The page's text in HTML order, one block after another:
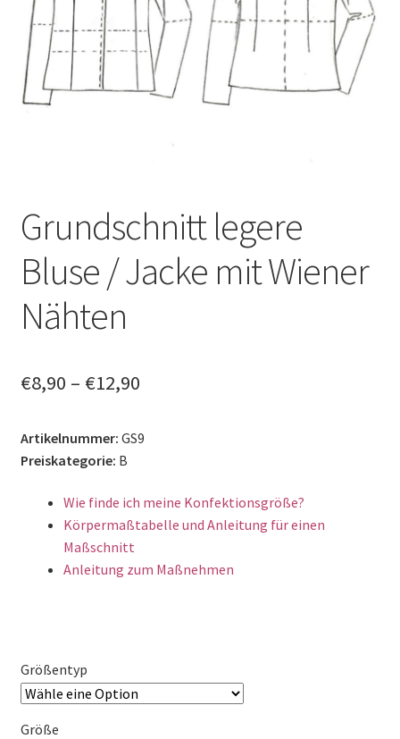
Datenschutzerklärung
News
Grundschnitt legere
Bluse / Jacke mit Wiener
Nähten
€8,90 – €12,90
Artikelnummer: GS9
Preiskategorie: B
Wie finde ich meine Konfektionsgröße?
Körpermaßtabelle und Anleitung für einen
Maßschnitt
Anleitung zum Maßnehmen
Größentyp
Größe